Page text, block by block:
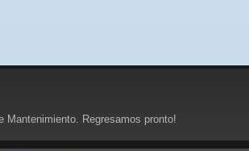
Mantenimiento. Regresamos pronto!